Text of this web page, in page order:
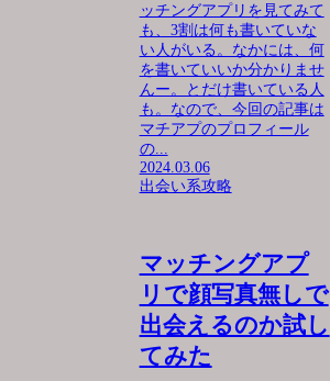
ッチングアプリを見てみて
も、3割は何も書いていな
い人がいる。なかには、何
を書いていいか分かりませ
んー。とだけ書いている人
も。なので、今回の記事は
マチアプのプロフィール
の...
2024.03.06
出会い系攻略
マッチングアプ
リで顔写真無しで
出会えるのか試し
てみた